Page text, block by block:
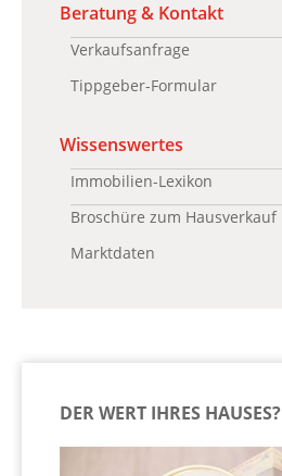
Beratung & Kontakt
Verkaufsanfrage
Tippgeber-Formular
Wissenswertes
Immobilien-Lexikon
Broschüre zum Hausverkauf
Marktdaten
DER WERT IHRES HAUSES?